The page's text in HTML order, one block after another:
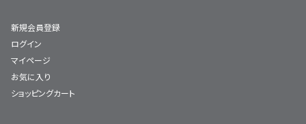
新規会員登録
ログイン
マイページ
お気に入り
ショッピングカート